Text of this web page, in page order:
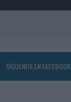
SÍGUENOS EN FACEBOOK